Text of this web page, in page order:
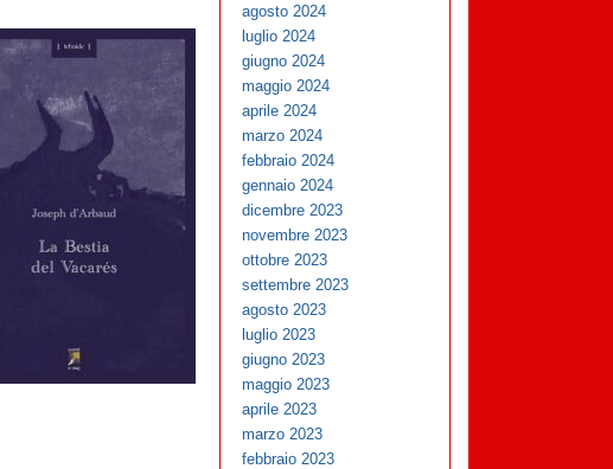
agosto 2024
luglio 2024
giugno 2024
maggio 2024
aprile 2024
marzo 2024
febbraio 2024
gennaio 2024
dicembre 2023
novembre 2023
ottobre 2023
settembre 2023
agosto 2023
luglio 2023
giugno 2023
maggio 2023
aprile 2023
marzo 2023
febbraio 2023